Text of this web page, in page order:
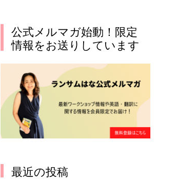
公式メルマガ始動！限定
情報をお送りしています
最近の投稿